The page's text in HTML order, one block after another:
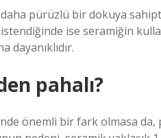
pürüzlü bir dokuya
ise seramiğin
dayanıklıdır.
pahalı?
önemli bir fark olmasa